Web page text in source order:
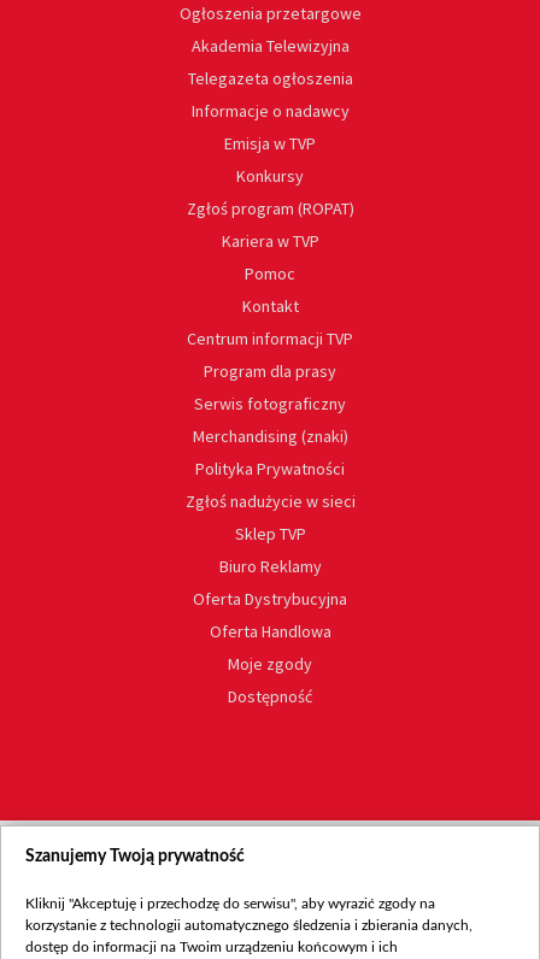
Ogłoszenia przetargowe
Akademia Telewizyjna
Telegazeta ogłoszenia
Informacje o nadawcy
Emisja w TVP
Konkursy
Zgłoś program (ROPAT)
Kariera w TVP
Pomoc
Kontakt
Centrum informacji TVP
Program dla prasy
Serwis fotograficzny
Merchandising (znaki)
Polityka Prywatności
Zgłoś nadużycie w sieci
Sklep TVP
Biuro Reklamy
Oferta Dystrybucyjna
Oferta Handlowa
Moje zgody
Dostępność
Szanujemy Twoją prywatność
Kliknij "Akceptuję i przechodzę do serwisu", aby wyrazić zgody na
korzystanie z technologii automatycznego śledzenia i zbierania danych,
dostęp do informacji na Twoim urządzeniu końcowym i ich